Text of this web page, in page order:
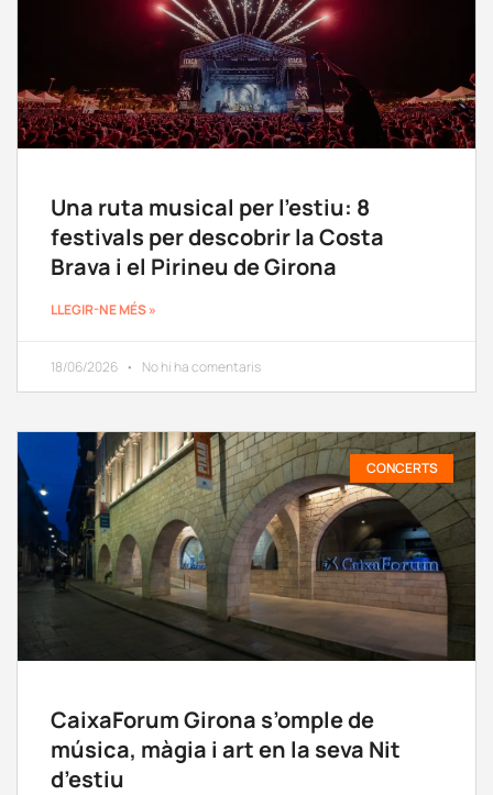
Una ruta musical per l’estiu: 8
festivals per descobrir la Costa
Brava i el Pirineu de Girona
LLEGIR-NE MÉS »
18/06/2026 No hi ha comentaris
CONCERTS
CaixaForum Girona s’omple de
música, màgia i art en la seva Nit
d’estiu